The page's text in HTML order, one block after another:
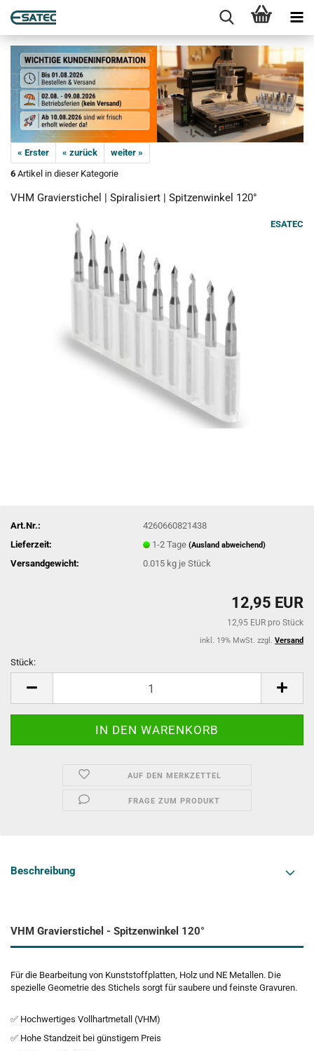
« Erster « zurück
weiter »
6 Artikel in dieser Kategorie
VHM Gravierstichel | Spiralisiert | Spitzenwinkel 120°
ESATEC
Art.Nr.:
4260660821438
Lieferzeit:
1-2 Tage(Ausland abweichend)
Versandgewicht: 0.015 kg je Stück
12,95 EUR
12,95 EUR pro Stück
inkl. 19% MwSt. zzgl. Versand
Stück:
AUF DEN MERKZETTEL
FRAGE ZUM PRODUKT
Beschreibung
VHM Gravierstichel - Spitzenwinkel 120°
Für die Bearbeitung von Kunststoffplatten, Holz und NE Metallen. Die
spezielle Geometrie des Stichels sorgt für saubere und feinste Gravuren.
✅ Hochwertiges Vollhartmetall (VHM)
✅ Hohe Standzeit bei günstigem Preis